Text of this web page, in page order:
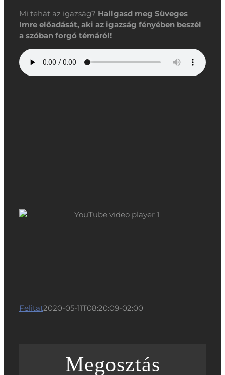
Mi tehát az igazság? Hallgasd meg Süveges
Imre előadását, aki az igazság fényében beszél
a szóban forgó témáról!
Felitat2020-05-11T08:20:09-02:00
Megosztás